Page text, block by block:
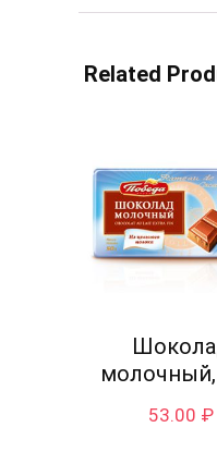
Related
молочный,
53.00 ₽